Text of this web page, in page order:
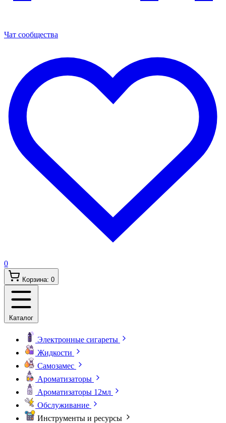
Чат сообщества
0
Корзина: 0
Каталог
Электронные сигареты
Жидкости
Самозамес
Ароматизаторы
Ароматизаторы 12мл
Обслуживание
Инструменты и ресурсы